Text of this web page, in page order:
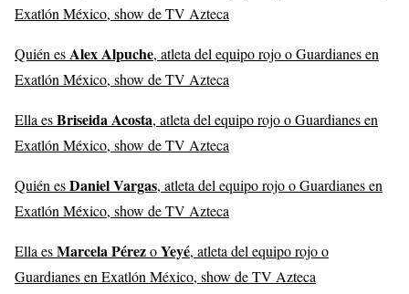
Exatlón México, show de TV Azteca
Quién esAlex Alpuche, atleta del equipo rojo o Guardianes en
Exatlón México, show de TV Azteca
Ella esBriseida Acosta, atleta del equipo rojo o Guardianes en
Exatlón México, show de TV Azteca
Quién esDaniel Vargas, atleta del equipo rojo o Guardianes en
Exatlón México, show de TV Azteca
Ella esMarcela PérezoYeyé, atleta del equipo rojo o
Guardianes en Exatlón México, show de TV Azteca